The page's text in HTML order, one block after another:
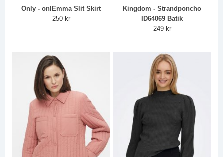
Only - onlEmma Slit Skirt
250 kr
Kingdom - Strandponcho
ID64069 Batik
249 kr